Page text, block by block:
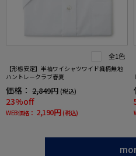
全1色
【形態安定】半袖ワイシャツワイド織柄無地
ハントレークラブ春夏
価格： 2,849円 (税込)
23%off
WEB価格： 2,190円 (税込)